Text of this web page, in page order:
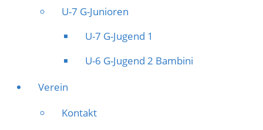
U-7 G-Junioren
U-7 G-Jugend 1
U-6 G-Jugend 2 Bambini
Verein
Kontakt